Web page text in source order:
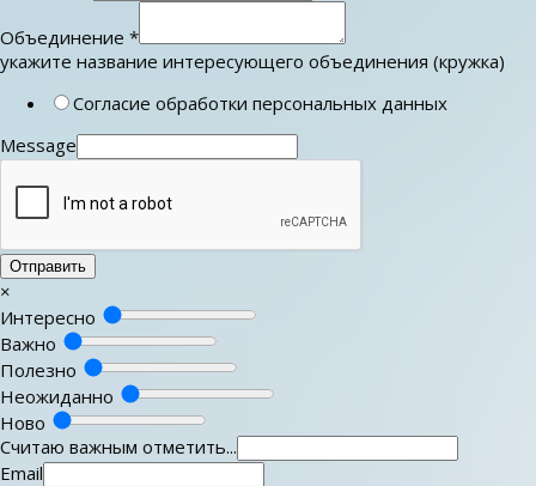
Объединение *
укажите название интересующего объединения (кружка)
Согласие обработки персональных данных
Message
Отправить
×
Интересно
Важно
Полезно
Неожиданно
Ново
Считаю важным отметить...
Email